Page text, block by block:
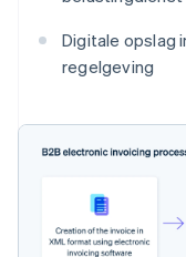
Digitale opslag
regelgeving